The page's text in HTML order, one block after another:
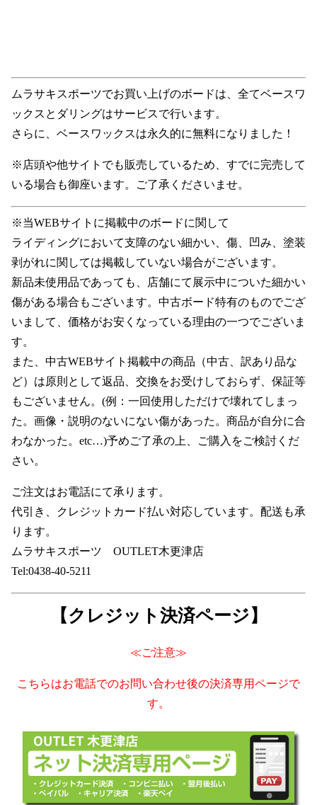
ムラサキスポーツでお買い上げのボードは、全てベースワ
ックスとダリングはサービスで行います。
さらに、ベースワックスは永久的に無料になりました！
※店頭や他サイトでも販売しているため、すでに完売して
いる場合も御座います。ご了承くださいませ。
※当WEBサイトに掲載中のボードに関して
ライディングにおいて支障のない細かい、傷、凹み、塗装
剥がれに関しては掲載していない場合がございます。
新品未使用品であっても、店舗にて展示中についた細かい
傷がある場合もございます。中古ボード特有のものでござ
いまして、価格がお安くなっている理由の一つでございま
す。
また、中古WEBサイト掲載中の商品（中古、訳あり品な
ど）は原則として返品、交換をお受けしておらず、保証等
もございません。(例：一回使用しただけで壊れてしまっ
た。画像・説明のないにない傷があった。商品が自分に合
わなかった。etc…)予めご了承の上、ご購入をご検討くだ
さい。
ご注文はお電話にて承ります。
代引き、クレジットカード払い対応しています。配送も承
ります。
ムラサキスポーツ OUTLET木更津店
Tel:0438-40-5211
【クレジット決済ページ】
≪ご注意≫
こちらはお電話でのお問い合わせ後の決済専用ページで
す。